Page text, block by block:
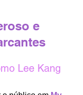
e
Lee Kang